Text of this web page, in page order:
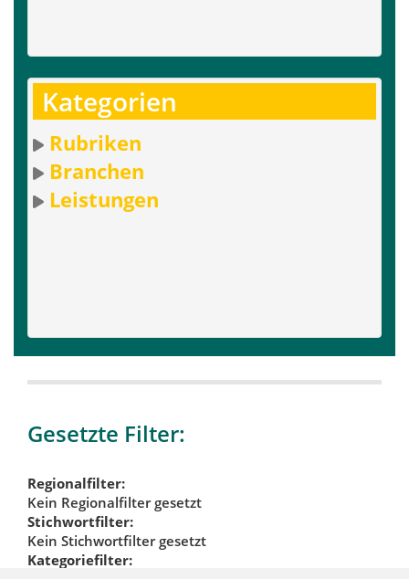
Kategorien
Rubriken
Branchen
Leistungen
Gesetzte Filter:
Regionalfilter:
Kein Regionalfilter gesetzt
Stichwortfilter:
Kein Stichwortfilter gesetzt
Kategoriefilter: